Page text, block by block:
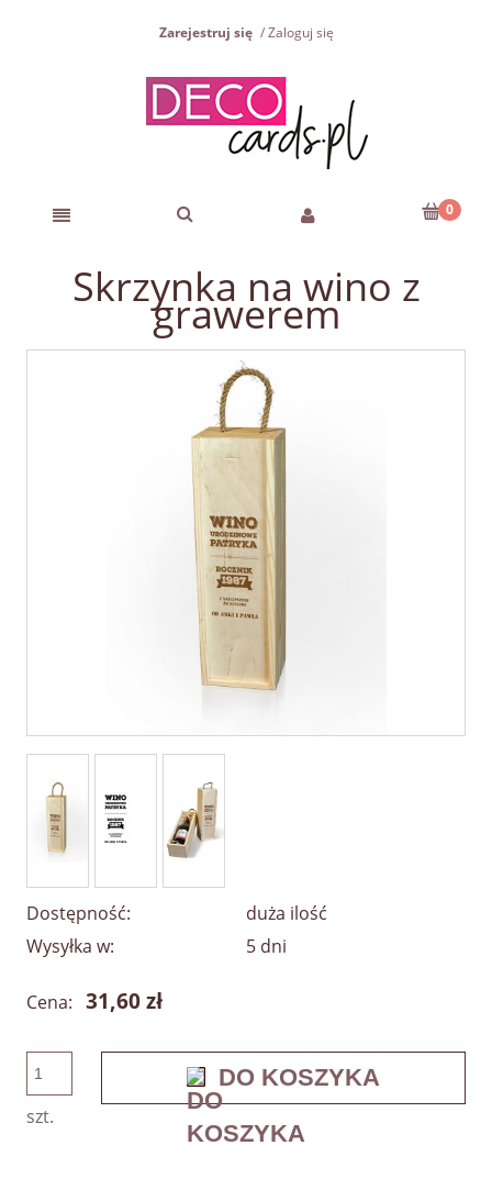
Zarejestruj się Zaloguj się
Skrzynka na wino z
grawerem
Dostępność:
duża ilość
Wysyłka w:
5 dni
Cena: 31,60 zł
szt.
DO KOSZYKA